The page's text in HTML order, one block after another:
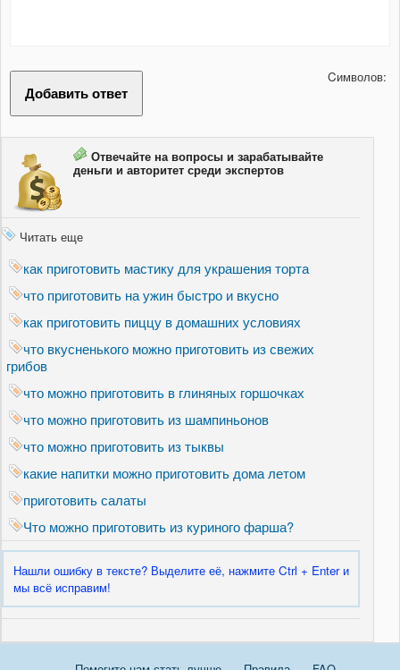
Cимволов:
Отвечайте на вопросы и зарабатывайте
деньги и авторитет среди экспертов
Читать еще
как приготовить мастику для украшения торта
что приготовить на ужин быстро и вкусно
как приготовить пиццу в домашних условиях
что вкусненького можно приготовить из свежих
грибов
что можно приготовить в глиняных горшочках
что можно приготовить из шампиньонов
что можно приготовить из тыквы
какие напитки можно приготовить дома летом
приготовить салаты
Что можно приготовить из куриного фарша?
Нашли ошибку в тексте? Выделите её, нажмите Ctrl + Enter и
мы всё исправим!